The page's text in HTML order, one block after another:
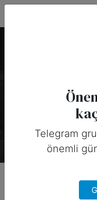
National
için
Hakkında Tarihçe
Telegram
önemli